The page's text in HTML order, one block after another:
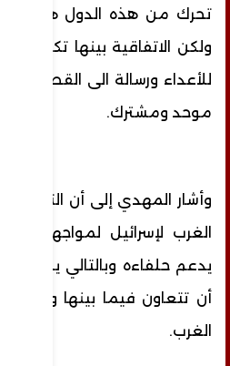
تحرك من هذه الدول هو بمثابة
ولكن الاتفاقية بينها تكون من
للأعداء ورسالة الى القطب الآخر
موحد ومشترك.
وأشار المهدي إلى أن التدفق
الغرب لإسرائيل لمواجهة
يدعم حلفاءه وبالتالي يجب
أن تتعاون فيما بينها وتوصيل
الغرب.